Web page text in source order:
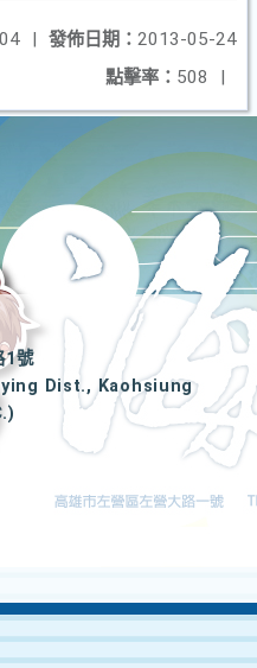
發佈日期： 2013-05-24
|
點擊率： 508 |
1號
Dist., Kaohsiung